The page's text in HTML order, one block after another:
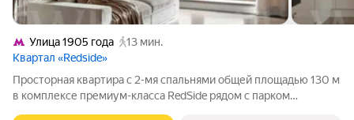
Улица 1905 года
13 мин.
Квартал «Redside»
Просторная квартира с 2-мя спальнями общей площадью 130 м
в комплексе премиум-класса RedSide рядом с парком